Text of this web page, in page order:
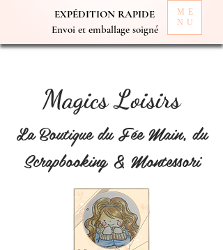
EXPÉDITION RAPIDE
Envoi et emballage soigné
ME
NU
Magics Loisirs
La Boutique du Fée Main, du
Scrapbooking & Montessori